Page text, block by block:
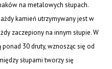
na metalowych słupach.
kamień utrzymywany jest w
zaczepiony na innym słupie. W
30 druty, wznosząc się od
słupami tworzy się